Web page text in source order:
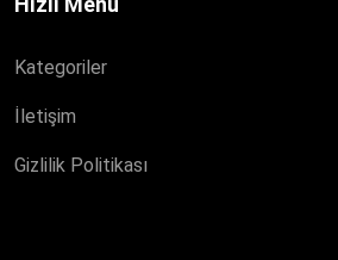
Kategoriler
İletişim
Gizlilik Politikası